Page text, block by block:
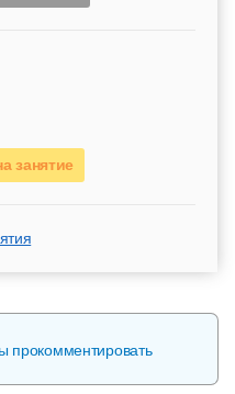
занятие
прокомментировать